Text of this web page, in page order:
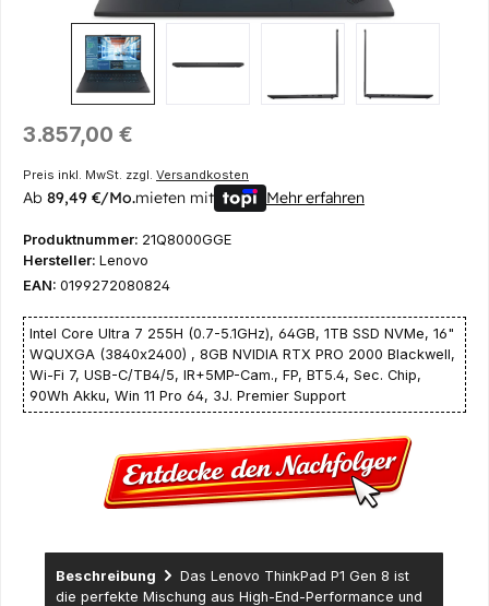
Regulärer Preis:
3.857,00 €
Preis inkl. MwSt. zzgl. Versandkosten
Ab 89,49 €/Mo.mieten mit Mehr erfahren
Produktnummer: 21Q8000GGE
Hersteller: Lenovo
EAN: 0199272080824
Intel Core Ultra 7 255H (0.7-5.1GHz), 64GB, 1TB SSD NVMe, 16"
WQUXGA (3840x2400) , 8GB NVIDIA RTX PRO 2000 Blackwell,
Wi-Fi 7, USB-C/TB4/5, IR+5MP-Cam., FP, BT5.4, Sec. Chip,
90Wh Akku, Win 11 Pro 64, 3J. Premier Support
Beschreibung
Das Lenovo ThinkPad P1 Gen 8 ist
die perfekte Mischung aus High-End-Performance und